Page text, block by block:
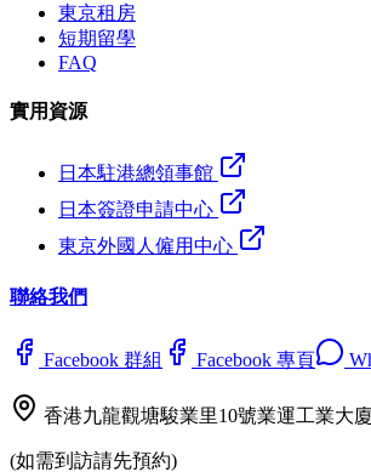
東京租房
短期留學
FAQ
實用資源
日本駐港總領事館
日本簽證申請中心
東京外國人僱用中心
聯絡我們
Facebook 群組 Facebook 專頁
香港九龍觀塘駿業里10號業運工業大
(如需到訪請先預約)